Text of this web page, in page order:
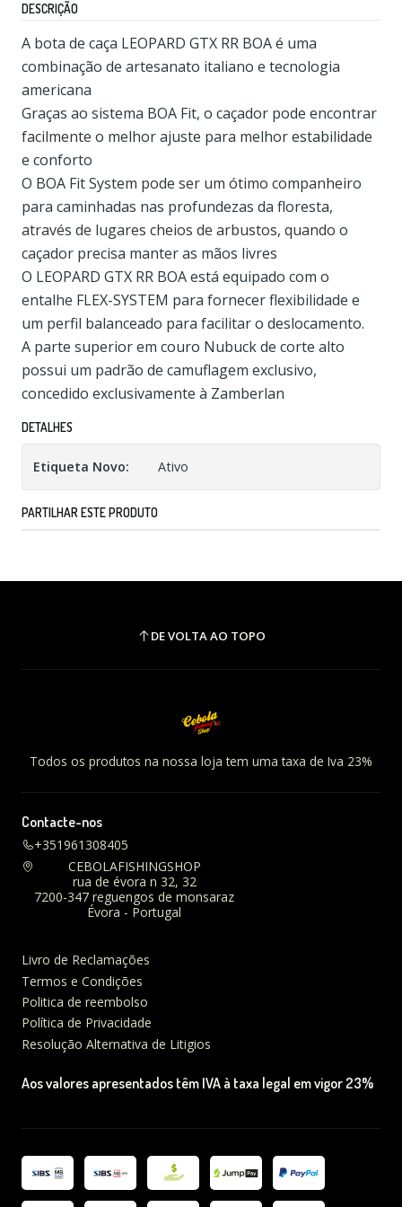
DESCRIÇÃO
A bota de caça LEOPARD GTX RR BOA é uma
combinação de artesanato italiano e tecnologia
americana
Graças ao sistema BOA Fit, o caçador pode encontrar
facilmente o melhor ajuste para melhor estabilidade
e conforto
O BOA Fit System pode ser um ótimo companheiro
para caminhadas nas profundezas da floresta,
através de lugares cheios de arbustos, quando o
caçador precisa manter as mãos livres
O LEOPARD GTX RR BOA está equipado com o
entalhe FLEX-SYSTEM para fornecer flexibilidade e
um perfil balanceado para facilitar o deslocamento.
A parte superior em couro Nubuck de corte alto
possui um padrão de camuflagem exclusivo,
concedido exclusivamente à Zamberlan
DETALHES
Etiqueta Novo: Ativo
PARTILHAR ESTE PRODUTO
DE VOLTA AO TOPO
Todos os produtos na nossa loja tem uma taxa de Iva 23%
Contacte-nos
+351961308405
CEBOLAFISHINGSHOP
rua de évora n 32, 32
7200-347 reguengos de monsaraz
Évora - Portugal
Livro de Reclamações
Termos e Condições
Politica de reembolso
Política de Privacidade
Resolução Alternativa de Litigios
Aos valores apresentados têm IVA à taxa legal em vigor 23%